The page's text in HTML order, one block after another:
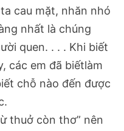
cau mặt, nhăn nhó
nhất là chúng
quen. . . . Khi biết
các em đã biếtlàm
chỗ nào đến được
thuở còn thơ” nên